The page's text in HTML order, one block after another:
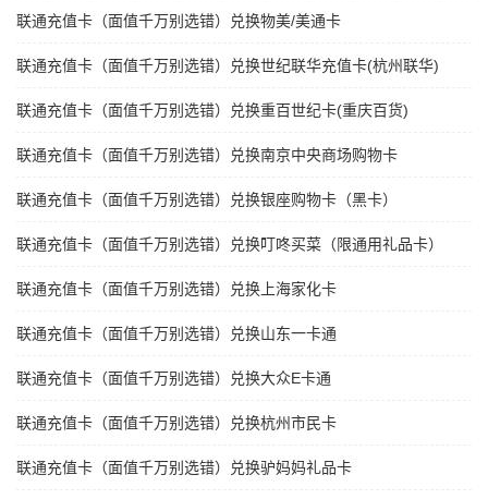
联通充值卡（面值千万别选错）兑换物美/美通卡
联通充值卡（面值千万别选错）兑换世纪联华充值卡(杭州联华)
联通充值卡（面值千万别选错）兑换重百世纪卡(重庆百货)
联通充值卡（面值千万别选错）兑换南京中央商场购物卡
联通充值卡（面值千万别选错）兑换银座购物卡（黑卡）
联通充值卡（面值千万别选错）兑换叮咚买菜（限通用礼品卡）
联通充值卡（面值千万别选错）兑换上海家化卡
联通充值卡（面值千万别选错）兑换山东一卡通
联通充值卡（面值千万别选错）兑换大众E卡通
联通充值卡（面值千万别选错）兑换杭州市民卡
联通充值卡（面值千万别选错）兑换驴妈妈礼品卡